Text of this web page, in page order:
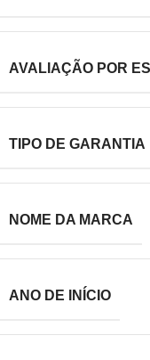
AVALIAÇÃO POR
TIPO DE GARANTIA
NOME DA MARCA
ANO DE INÍCIO